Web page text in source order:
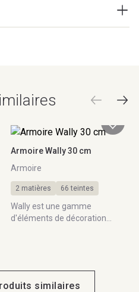
Armoire Wally 30 cm
Armoire
2 matières 66 teintes
Wally est une gamme
d'éléments de décoration
similaires